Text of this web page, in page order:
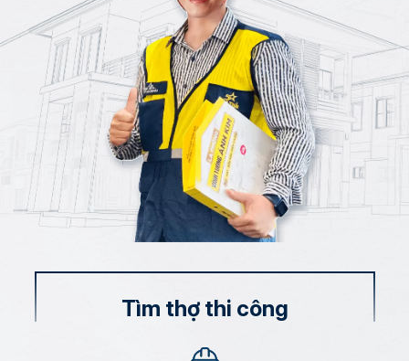
Tìm thợ thi công